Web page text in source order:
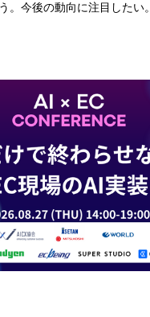
。今後の動向に注目したい。